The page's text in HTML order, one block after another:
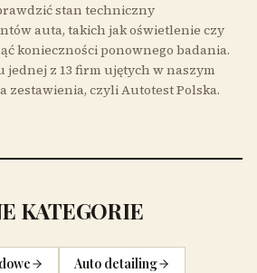
stan techniczny
auta, takich jak oświetlenie czy
konieczności ponownego badania.
jednej z 13 firm ujętych w naszym
czyli Autotest Polska.
KATEGORIE
Auto detailing